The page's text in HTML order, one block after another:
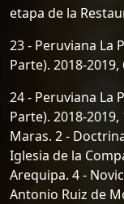
etapa de la
23 - Peruviana La
Parte). 2018-2019,
24 - Peruviana La
Parte). 2018-2019,
Maras. 2 -
Iglesia de la
Arequipa. 4 -
Antonio Ruiz de